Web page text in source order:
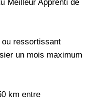
Meilleur Apprenti de
ressortissant
un mois maximum
km entre